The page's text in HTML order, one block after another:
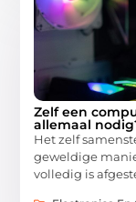
Zelf een
allemaal
Het zelf
geweldige
volledig is